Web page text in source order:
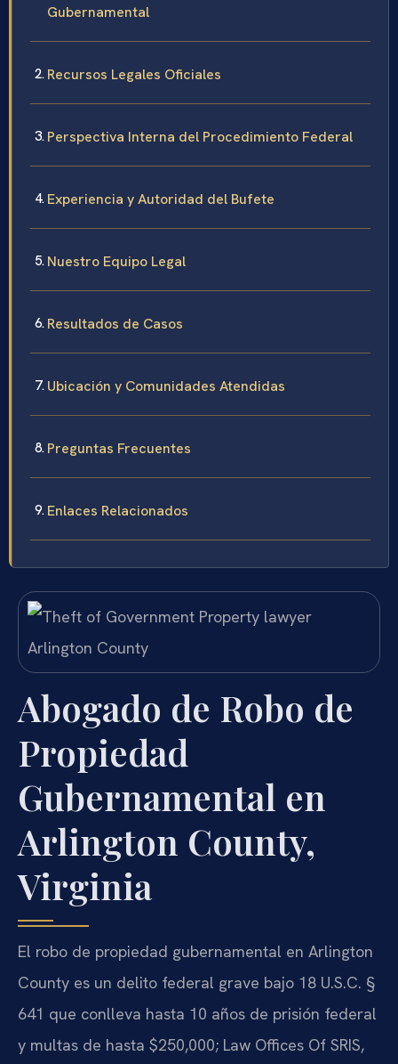
Gubernamental
Recursos Legales Oficiales
Perspectiva Interna del Procedimiento Federal
Experiencia y Autoridad del Bufete
Nuestro Equipo Legal
Resultados de Casos
Ubicación y Comunidades Atendidas
Preguntas Frecuentes
Enlaces Relacionados
Abogado de Robo de
Propiedad
Gubernamental en
Arlington County,
Virginia
El robo de propiedad gubernamental en Arlington
County es un delito federal grave bajo 18 U.S.C. §
641 que conlleva hasta 10 años de prisión federal
y multas de hasta $250,000; Law Offices Of SRIS,